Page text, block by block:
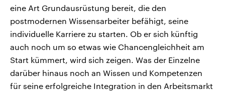
eine Art Grundausrüstung bereit, die den
postmodernen Wissensarbeiter befähigt, seine
individuelle Karriere zu starten. Ob er sich künftig
auch noch um so etwas wie Chancengleichheit am
Start kümmert, wird sich zeigen. Was der Einzelne
darüber hinaus noch an Wissen und Kompetenzen
für seine erfolgreiche Integration in den Arbeitsmarkt